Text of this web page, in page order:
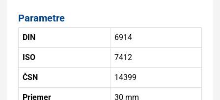
Parametre
DIN 6914
ISO 7412
ČSN 14399
Priemer 30 mm